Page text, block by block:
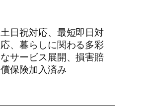
土日祝対応、最短即日対
応、暮らしに関わる多彩
なサービス展開、損害賠
償保険加入済み